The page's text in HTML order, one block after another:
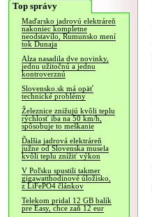
Top správy
Maďarsko jadrovú elektráreň
nakoniec kompletne
neodstavilo, Rumunsko mení
tok Dunaja
Alza nasadila dve novinky,
jednu užitočnú a jednu
kontroverznú
Slovensko.sk má opäť
technické problémy
Železnice znižujú kvôli teplu
rýchlosť iba na 50 km/h,
spôsobuje to meškanie
Ďalšia jadrová elektráreň
južne od Slovenska musela
kvôli teplu znížiť výkon
V Poľsku spustili takmer
gigawatthodinové úložisko,
z LiFePO4 článkov
Telekom pridal 12 GB balík
pre Easy, chce zaň 12 eur